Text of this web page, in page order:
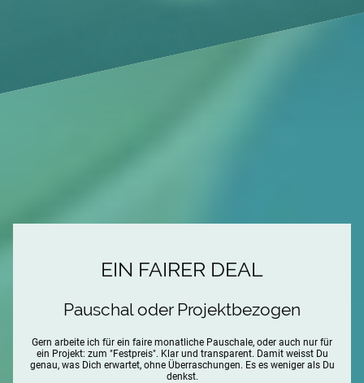
EIN FAIRER DEAL
Pauschal oder Projektbezogen
Gern arbeite ich für ein faire monatliche Pauschale, oder auch nur für
ein Projekt: zum "Festpreis". Klar und transparent. Damit weisst Du
genau, was Dich erwartet, ohne Überraschungen. Es es weniger als Du
denkst.